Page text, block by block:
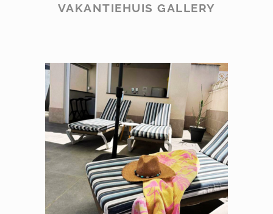
VAKANTIEHUIS GALLERY